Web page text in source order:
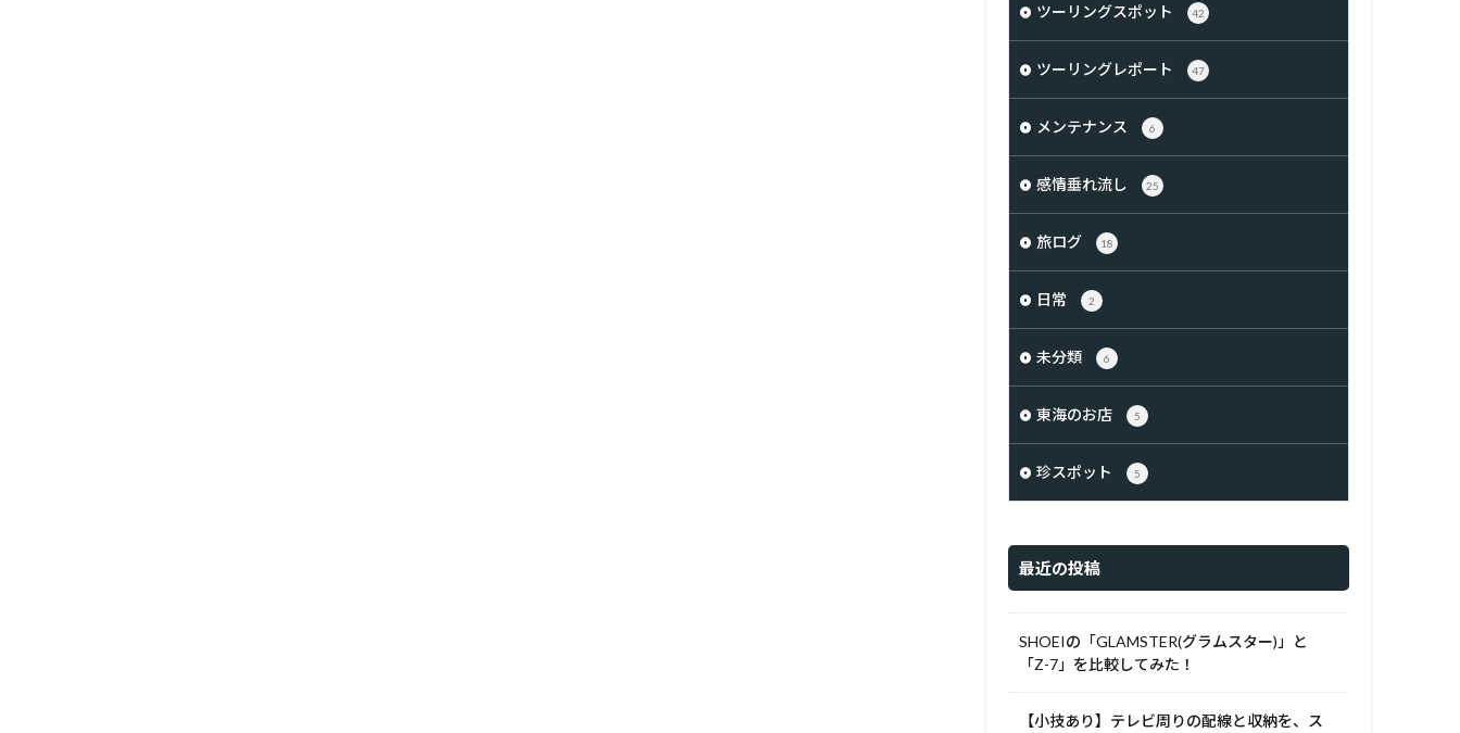
ツーリングスポット 42
ツーリングレポート 47
メンテナンス 6
感情垂れ流し 25
旅ログ 18
日常 2
未分類 6
東海のお店 5
珍スポット 5
最近の投稿
SHOEIの「GLAMSTER(グラムスター)」と
「Z-7」を比較してみた！
【小技あり】テレビ周りの配線と収納を、ス